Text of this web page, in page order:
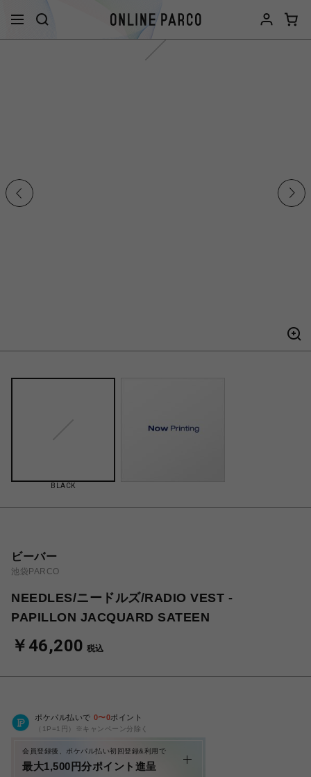
BLACK
ビーバー
池袋PARCO
NEEDLES/ニードルズ/RADIO VEST -
PAPILLON JACQUARD SATEEN
￥46,200 税込
ポケパル払いで 0〜0ポイント
（1P=1円）※キャンペーン分除く
会員登録後、ポケパル払い初回登録&利用で
最大1,500円分ポイント進呈